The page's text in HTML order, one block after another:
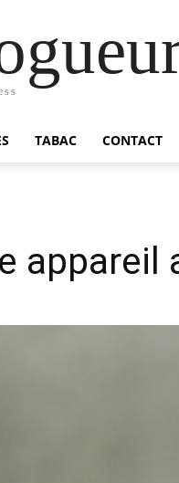
TABAC CONTACT
appareil